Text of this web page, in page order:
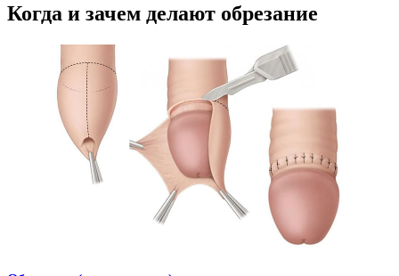
Когда и зачем делают обрезание